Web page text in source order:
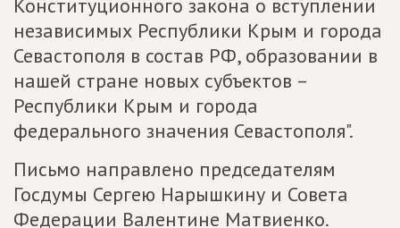
Конституционного закона о вступлении
независимых Республики Крым и города
Севастополя в состав РФ, образовании в
нашей стране новых субъектов –
Республики Крым и города
федерального значения Севастополя".
Письмо направлено председателям
Госдумы Сергею Нарышкину и Совета
Федерации Валентине Матвиенко.